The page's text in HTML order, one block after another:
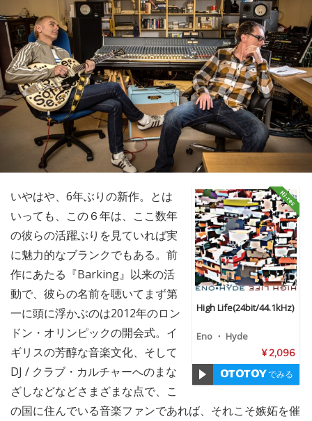
High Life(24bit/44.1kHz)
Eno ・ Hyde
¥ 2,096
でみる
いやはや、6年ぶりの新作。とは
いっても、この６年は、ここ数年
の彼らの活躍ぶりを見ていれば実
に魅力的なブランクでもある。前
作にあたる『Barking』以来の活
動で、彼らの名前を聴いてまず第
一に頭に浮かぶのは2012年のロン
ドン・オリンピックの開会式。イ
ギリスの芳醇な音楽文化、そして
DJ / クラブ・カルチャーへのまな
ざしなどなどさまざまな点で、こ
の国に住んでいる音楽ファンであれば、それこそ嫉妬を催